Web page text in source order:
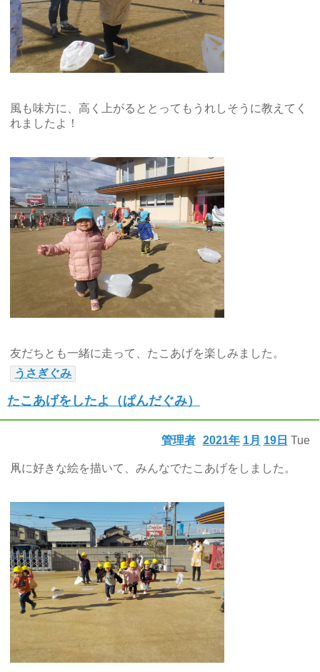
風も味方に、高く上がるととってもうれしそうに教えてく
れましたよ！
友だちとも一緒に走って、たこあげを楽しみました。
うさぎぐみ
たこあげをしたよ（ぱんだぐみ）
2021年 1月 19日 Tue
管理者
凧に好きな絵を描いて、みんなでたこあげをしました。